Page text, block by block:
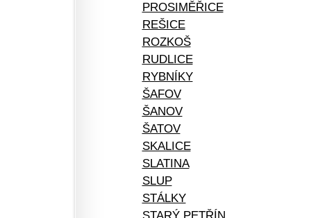
PROSIMĚŘICE
REŠICE
ROZKOŠ
RUDLICE
RYBNÍKY
ŠAFOV
ŠANOV
ŠATOV
SKALICE
SLATINA
SLUP
STÁLKY